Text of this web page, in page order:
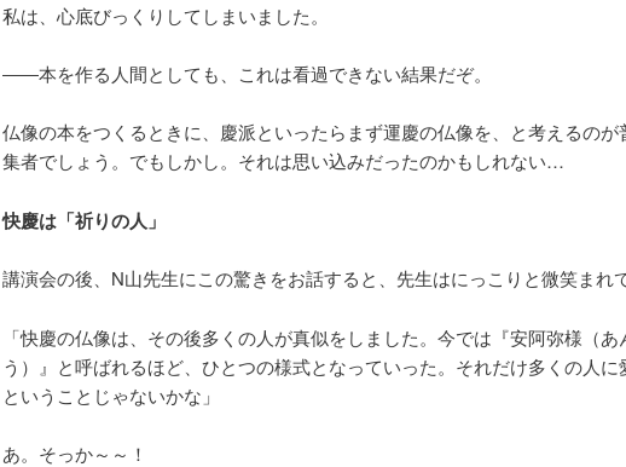
私は、心底びっくりしてしまいました。
――本を作る人間としても、これは看過できない結果だぞ。
仏像の本をつくるときに、慶派といったらまず運慶の仏像を、と考えるのが
集者でしょう。でもしかし。それは思い込みだったのかもしれない…
快慶は「祈りの人」
講演会の後、N山先生にこの驚きをお話すると、先生はにっこりと微笑まれ
「快慶の仏像は、その後多くの人が真似をしました。今では『安阿弥様（あ
う）』と呼ばれるほど、ひとつの様式となっていった。それだけ多くの人に
ということじゃないかな」
あ。そっか～～！